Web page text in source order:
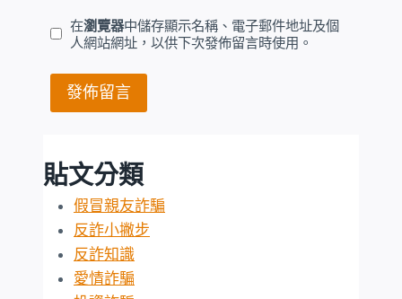
在瀏覽器中儲存顯示名稱、電子郵件地址及個
人網站網址，以供下次發佈留言時使用。
貼文分類
假冒親友詐騙
反詐小撇步
反詐知識
愛情詐騙